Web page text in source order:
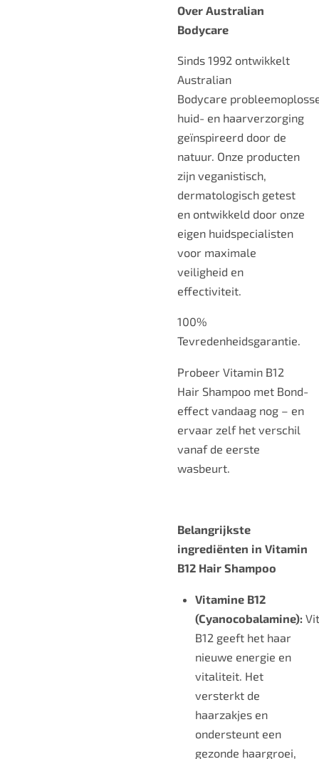
Over Australian
Bodycare
Sinds 1992 ontwikkelt
Australian
Bodycare
huid- en haarverzorging
geïnspireerd door de
natuur. Onze producten
zijn veganistisch,
dermatologisch getest
en ontwikkeld door onze
eigen huidspecialisten
voor maximale
veiligheid en
effectiviteit.
100%
Tevredenheidsgarantie.
Probeer Vitamin B12
Hair Shampoo met Bond-
effect vandaag nog – en
ervaar zelf het verschil
vanaf de eerste
wasbeurt.
Belangrijkste
ingrediënten in Vitamin
B12 Hair Shampoo
Vitamine B12
(Cyanocobalamine):
B12 geeft het haar
nieuwe energie en
vitaliteit. Het
versterkt de
haarzakjes en
ondersteunt een
gezonde haargroei,